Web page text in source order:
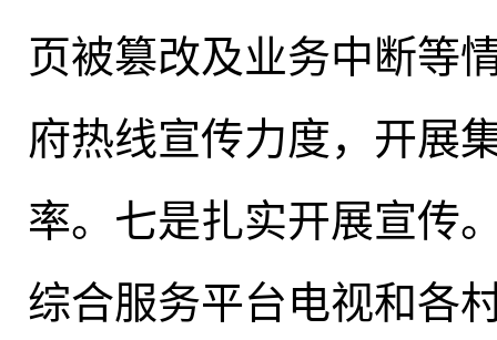
页被篡改及业务中断等
府热线宣传力度，开展
率。七是扎实开展宣传
综合服务平台电视和各